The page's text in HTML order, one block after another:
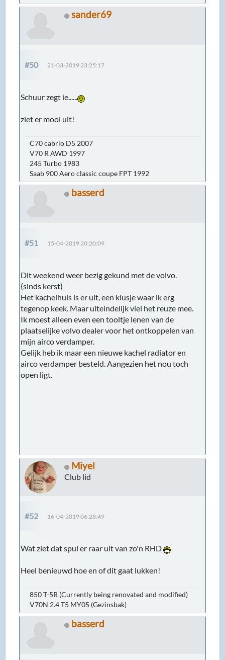
sander69
#50 21-03-2019 23:25:17
Schuur zegt ie......
ziet er mooi uit!
C70 cabrio D5 2007
V70 R AWD 1997
245 Turbo 1983
Saab 900 Aero classic coupe FPT 1992
basserd
#51 15-04-2019 20:20:09
Dit weekend weer bezig gekund met de volvo.
(sinds kerst)
Het kachelhuis is er uit, een klusje waar ik erg
tegenop keek. Maar uiteindelijk viel het reuze mee.
Ik moest alleen even een tooltje lenen van de
plaatselijke volvo dealer voor het ontkoppelen van
mijn airco verdamper.
Gelijk heb ik maar een nieuwe kachel radiator en
airco verdamper besteld. Aangezien het nou toch
open ligt.
Miyel
Club lid
#52 16-04-2019 06:28:49
Wat ziet dat spul er raar uit van zo'n RHD
Heel benieuwd hoe en of dit gaat lukken!
850 T-5R (Currently being renovated and modified)
V70N 2.4 T5 MY05 (Gezinsbak)
basserd